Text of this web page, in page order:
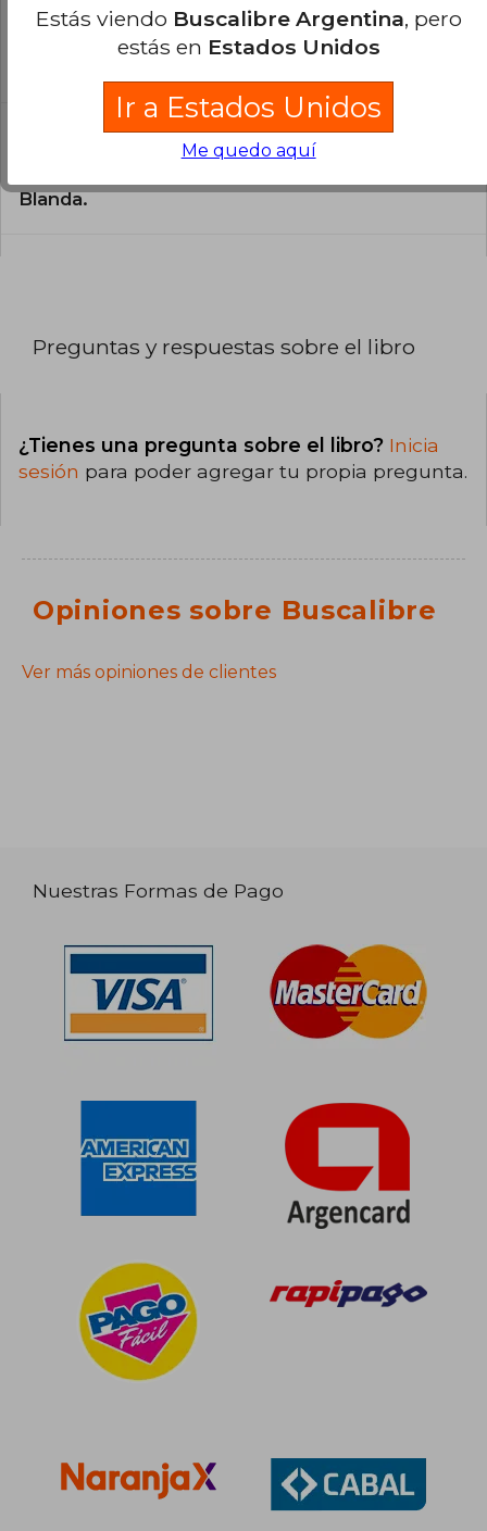
¿En qué Idioma está escrito el
libro?
¿Cuál es la encuadernación de este libro?
Blanda.
Preguntas y respuestas sobre el libro
¿Tienes una pregunta sobre el libro? Inicia
sesión para poder agregar tu propia pregunta.
Opiniones sobre Buscalibre
Ver más opiniones de clientes
Nuestras Formas de Pago
Estás viendo Buscalibre Argentina, pero
estás en Estados Unidos
Ir a Estados Unidos
Me quedo aquí